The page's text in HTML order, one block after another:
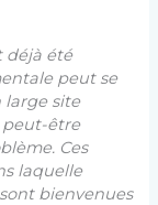
déjà été
peut se
large site
peut-être
Ces
laquelle
bienvenues